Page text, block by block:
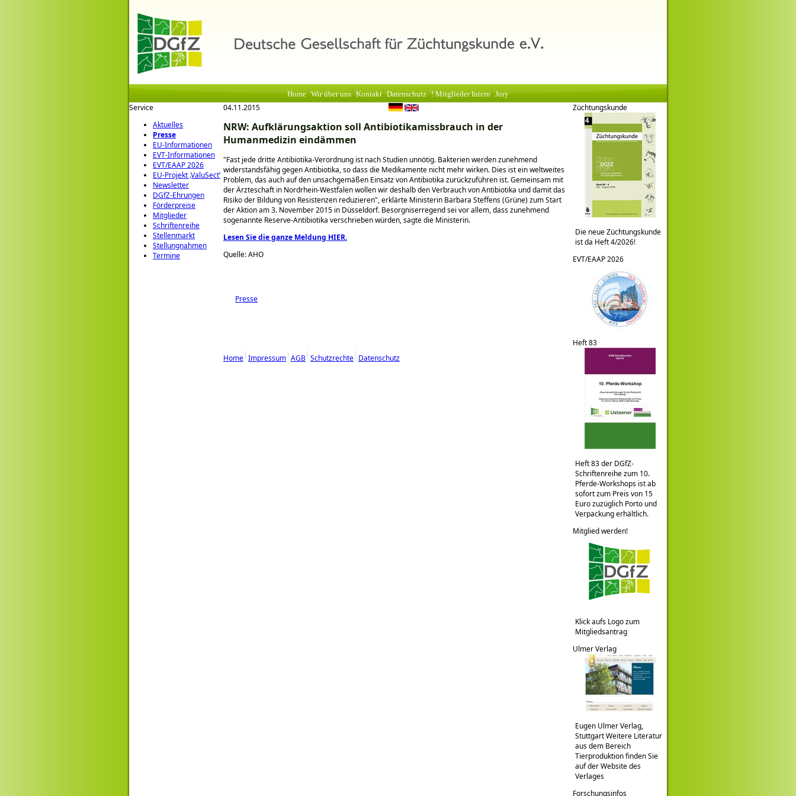
Home Wir über uns Kontakt Datenschutz ! Mitglieder Intern Jury
Service
Aktuelles
Presse
EU-Informationen
EVT-Informationen
EVT/EAAP 2026
EU-Projekt ‚ValuSect‘
Newsletter
DGfZ-Ehrungen
Förderpreise
Mitglieder
Schriftenreihe
Stellenmarkt
Stellungnahmen
Termine
04.11.2015
NRW: Aufklärungsaktion soll Antibiotikamissbrauch in der
Humanmedizin eindämmen
Fast jede dritte Antibiotika-Verordnung ist nach Studien unnötig. Bakterien werden zunehmend
widerstandsfähig gegen Antibiotika, so dass die Medikamente nicht mehr wirken. Dies ist ein weltweites
Problem, das auch auf den unsachgemäßen Einsatz von Antibiotika zurückzuführen ist. Gemeinsam mit
der Ärzteschaft in Nordrhein-Westfalen wollen wir deshalb den Verbrauch von Antibiotika und damit das
Risiko der Bildung von Resistenzen reduzieren , erklärte Ministerin Barbara Steffens (Grüne) zum Start
der Aktion am 3. November 2015 in Düsseldorf. Besorgniserregend sei vor allem, dass zunehmend
sogenannte Reserve-Antibiotika verschrieben würden, sagte die Ministerin.
Lesen Sie die ganze Meldung HIER.
Quelle: AHO
Presse
Home Impressum AGB Schutzrechte Datenschutz
Züchtungskunde
Die neue Züchtungskunde
ist da Heft 4/2026!
EVT/EAAP 2026
Heft 83
Heft 83 der DGfZ-
Schriftenreihe zum 10.
Pferde-Workshops ist ab
sofort zum Preis von 15
Euro zuzüglich Porto und
Verpackung erhältlich.
Mitglied werden!
Klick aufs Logo zum
Mitgliedsantrag
Ulmer Verlag
Eugen Ulmer Verlag,
Stuttgart Weitere Literatur
aus dem Bereich
Tierproduktion finden Sie
auf der Website des
Verlages
Forschungsinfos